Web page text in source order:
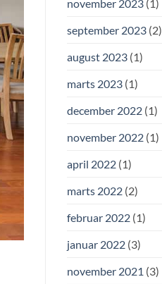
november 2023(1)
september 2023(2)
august 2023(1)
marts 2023(1)
december 2022(1)
november 2022(1)
april 2022(1)
marts 2022(2)
februar 2022(1)
januar 2022(3)
november 2021 (3)